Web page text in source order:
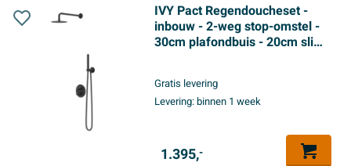
IVY Pact Regendoucheset -
inbouw - 2-weg stop-omstel -
30cm plafondbuis - 20cm slim
doucheslang - staafmodel
handdouche - Mat zwart PED
Gratis levering
Levering:binnen 1 week
1.395,-